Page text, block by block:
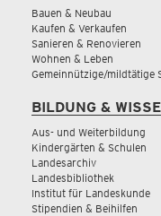
Bauen & Neubau
Kaufen & Verkaufen
Sanieren & Renovieren
Wohnen & Leben
Gemeinnützige/mildtätige
BILDUNG &
Aus- und Weiterbildung
Kindergärten & Schulen
Landesarchiv
Landesbibliothek
Institut für Landeskunde
Stipendien & Beihilfen